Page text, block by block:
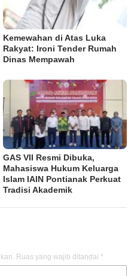
Kemewahan di Atas Luka
Rakyat: Ironi Tender Rumah
Dinas Mempawah
GAS VII Resmi Dibuka,
Mahasiswa Hukum Keluarga
Islam IAIN Pontianak Perkuat
Tradisi Akademik
Ruas yang wajib ditandai *